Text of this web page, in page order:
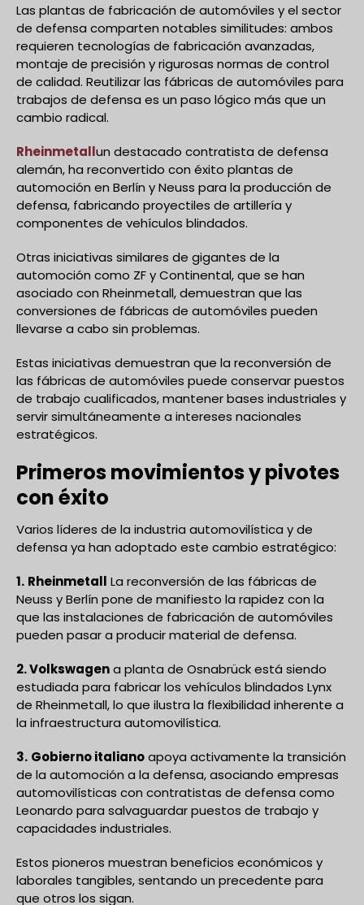
Las plantas de fabricación de automóviles y el sector
de defensa comparten notables similitudes: ambos
requieren tecnologías de fabricación avanzadas,
montaje de precisión y rigurosas normas de control
de calidad. Reutilizar las fábricas de automóviles para
trabajos de defensa es un paso lógico más que un
cambio radical.
Rheinmetallun destacado contratista de defensa
alemán, ha reconvertido con éxito plantas de
automoción en Berlín y Neuss para la producción de
defensa, fabricando proyectiles de artillería y
componentes de vehículos blindados.
Otras iniciativas similares de gigantes de la
automoción como ZF y Continental, que se han
asociado con Rheinmetall, demuestran que las
conversiones de fábricas de automóviles pueden
llevarse a cabo sin problemas.
Estas iniciativas demuestran que la reconversión de
las fábricas de automóviles puede conservar puestos
de trabajo cualificados, mantener bases industriales y
servir simultáneamente a intereses nacionales
estratégicos.
Primeros movimientos y pivotes
con éxito
Varios líderes de la industria automovilística y de
defensa ya han adoptado este cambio estratégico:
1. Rheinmetall La reconversión de las fábricas de
Neuss y Berlín pone de manifiesto la rapidez con la
que las instalaciones de fabricación de automóviles
pueden pasar a producir material de defensa.
2. Volkswagena planta de Osnabrück está siendo
estudiada para fabricar los vehículos blindados Lynx
de Rheinmetall, lo que ilustra la flexibilidad inherente a
la infraestructura automovilística.
3. Gobierno italianoapoya activamente la transición
de la automoción a la defensa, asociando empresas
automovilísticas con contratistas de defensa como
Leonardo para salvaguardar puestos de trabajo y
capacidades industriales.
Estos pioneros muestran beneficios económicos y
laborales tangibles, sentando un precedente para
que otros los sigan.